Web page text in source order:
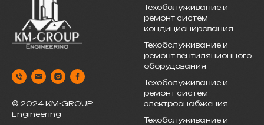
© 2024 KM-GROUP
Engineering
Техобслуживание и
ремонт систем
кондиционирования
Техобслуживание и
ремонт вентиляционного
оборудования
Техобслуживание и
ремонт систем
электроснабжения
Техобслуживание и